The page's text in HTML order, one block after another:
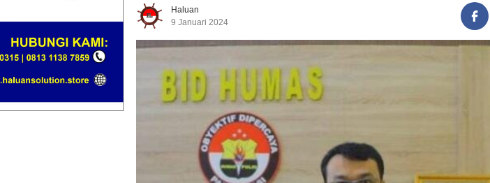
Haluan
9 Januari 2024